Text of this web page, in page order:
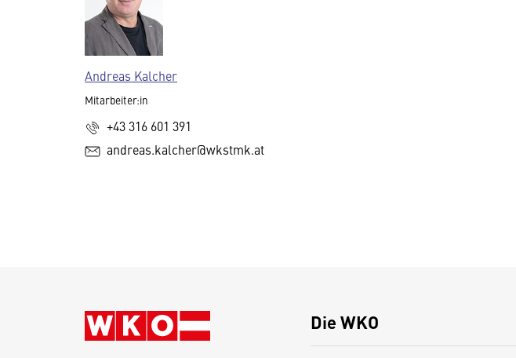
Andreas Kalcher
Mitarbeiter:in
+43 316 601 391
andreas.kalcher@wkstmk.at
Die WKO